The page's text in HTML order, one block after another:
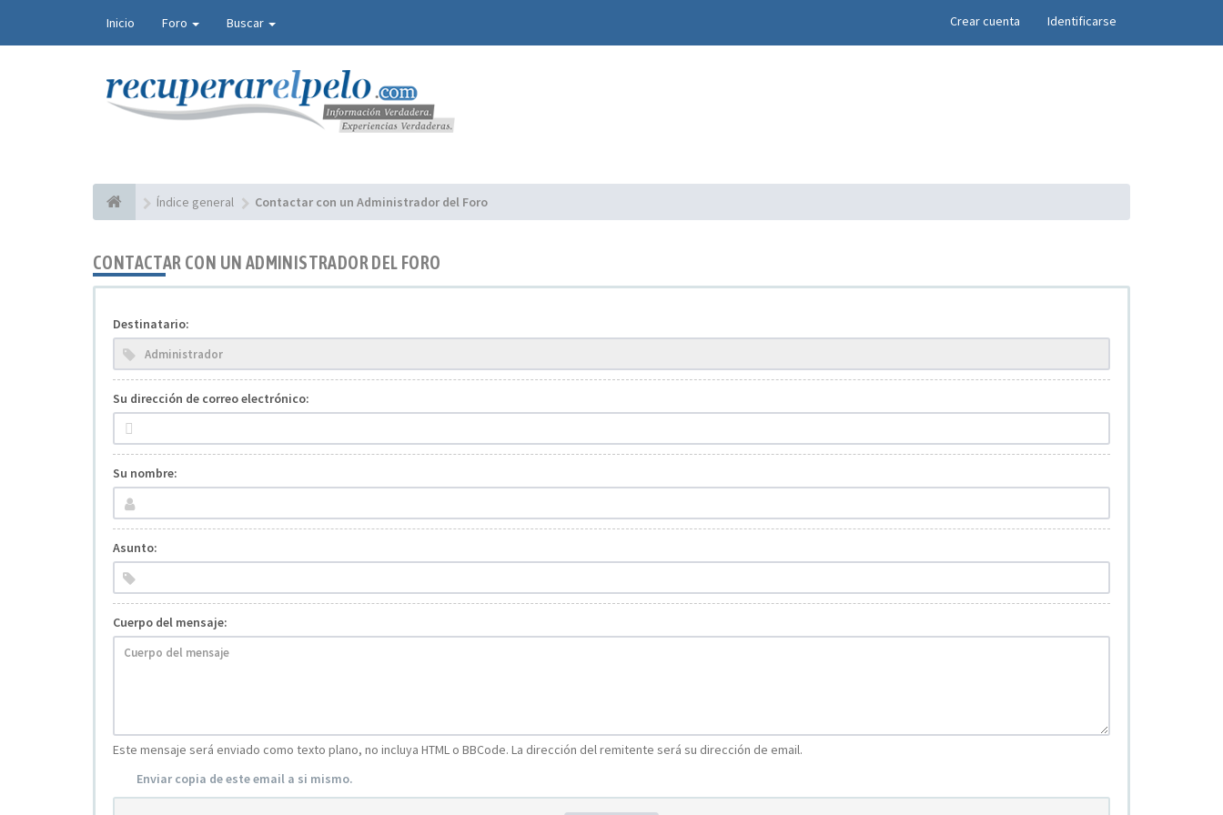
Inicio Foro Buscar Crear cuenta Identificarse ×
Índice general Contactar con un Administrador del Foro
CONTACTAR CON UN ADMINISTRADOR DEL FORO
Destinatario:
Su dirección de correo electrónico:
Su nombre:
Asunto:
Cuerpo del mensaje:
Este mensaje será enviado como texto plano, no incluya HTML o BBCode. La dirección del remitente será su dirección de email.
Enviar copia de este email a si mismo.